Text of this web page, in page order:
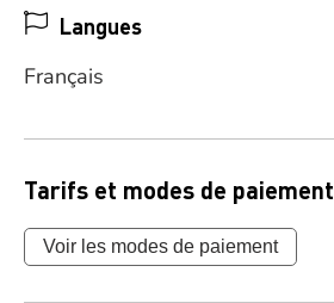
Langues
Français
Tarifs et modes de paiement
Voir les modes de paiement